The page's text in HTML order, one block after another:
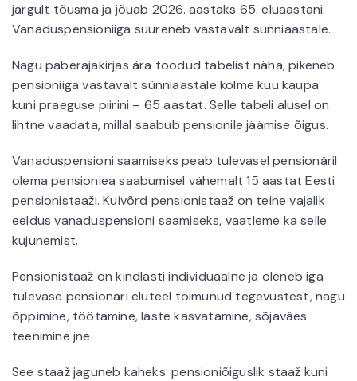
järgult tõusma ja jõuab 2026. aastaks 65. eluaastani.
Vanaduspensioniiga suureneb vastavalt sünniaastale.
Nagu paberajakirjas ära toodud tabelist näha, pikeneb
pensioniiga vastavalt sünniaastale kolme kuu kaupa
kuni praeguse piirini – 65 aastat. Selle tabeli alusel on
lihtne vaadata, millal saabub pensionile jäämise õigus.
Vanaduspensioni saamiseks peab tulevasel pensionäril
olema pensioniea saabumisel vähemalt 15 aastat Eesti
pensionistaaži. Kuivõrd pensionistaaž on teine vajalik
eeldus vanaduspensioni saamiseks, vaatleme ka selle
kujunemist.
Pensionistaaž on kindlasti individuaalne ja oleneb iga
tulevase pensionäri eluteel toimunud tegevustest, nagu
õppimine, töötamine, laste kasvatamine, sõjaväes
teenimine jne.
See staaž jaguneb kaheks: pensioniõiguslik staaž kuni